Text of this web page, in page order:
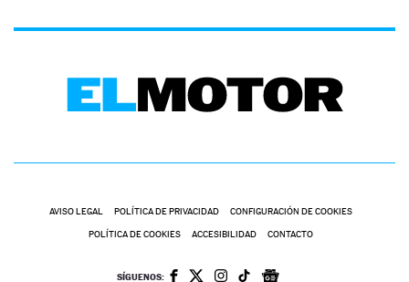
AVISO LEGAL POLÍTICA DE PRIVACIDAD CONFIGURACIÓN DE COOKIES
POLÍTICA DE COOKIES ACCESIBILIDAD CONTACTO
SÍGUENOS: